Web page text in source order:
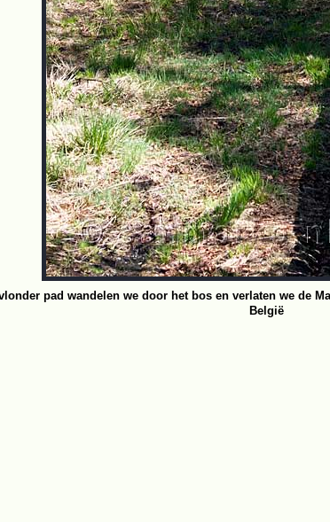
pad wandelen we door het bos en verlaten we de
België